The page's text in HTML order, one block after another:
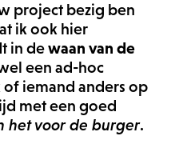
project bezig ben
ik ook hier
in dewaan van de
een ad-hoc
iemand anders op
met een goed
het voor de burger.